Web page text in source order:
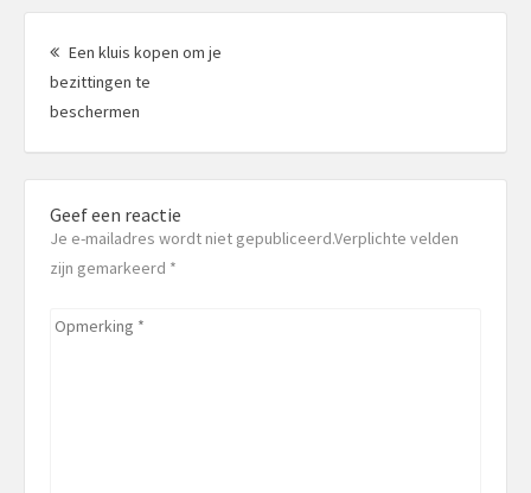
Berichtnavigatie
Een kluis kopen om je
bezittingen te
beschermen
Geef een reactie
Je e-mailadres wordt niet gepubliceerd.Verplichte velden
zijn gemarkeerd *
Opmerking